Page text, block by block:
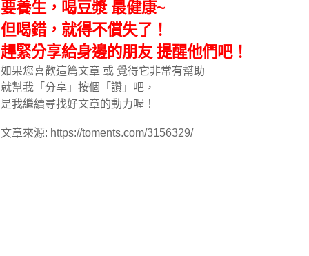
要養生，喝豆漿 最健康~
但喝錯，就得不償失了！
趕緊分享給身邊的朋友 提醒他們吧！
如果您喜歡這篇文章 或 覺得它非常有幫助
就幫我「分享」按個「讚」吧，
是我繼續尋找好文章的動力喔！
文章來源: https://toments.com/3156329/